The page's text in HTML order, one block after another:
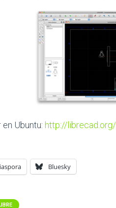
Ubuntu: http://
Bluesky